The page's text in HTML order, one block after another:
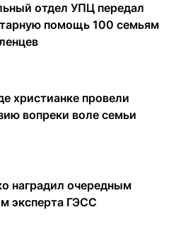
отдел УПЦ передал
помощь 100 семьям
христианке провели
вопреки воле семьи
наградил очередным
эксперта ГЭСС